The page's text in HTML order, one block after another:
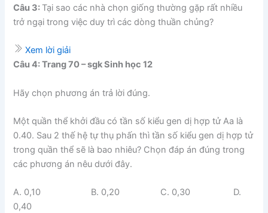
Câu 3: Tại sao các nhà chọn giống thường gặp rất nhiều
trở ngại trong việc duy trì các dòng thuần chủng?
Xem lời giải
Câu 4: Trang 70 – sgk Sinh học 12
Hãy chọn phương án trả lời đúng.
Một quần thể khởi đầu có tần số kiểu gen dị hợp tử Aa là
0.40. Sau 2 thế hệ tự thụ phấn thì tần số kiểu gen dị hợp tử
trong quần thể sẽ là bao nhiêu? Chọn đáp án đúng trong
các phương án nêu dưới đây.
A. 0,10 B. 0,20 C. 0,30 D.
0,40